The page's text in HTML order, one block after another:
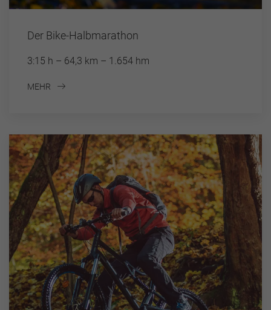
Der Bike-Halbmarathon
3:15 h – 64,3 km – 1.654 hm
MEHR